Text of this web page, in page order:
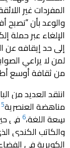
لمن لا يراعي
من ثقافة أوسع
مناهضة العنصرية5
سِعة اللغة،6